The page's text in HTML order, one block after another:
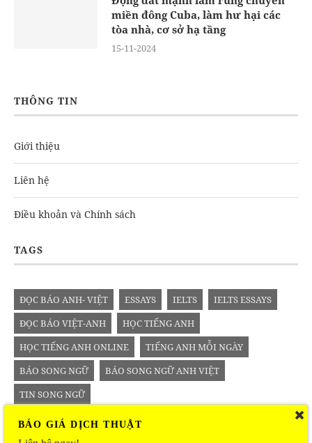
miền đông Cuba, làm hư hại các
tòa nhà, cơ sở hạ tầng
15-11-2024
THÔNG TIN
Giới thiệu
Liên hệ
Điều khoản và Chính sách
TAGS
ĐỌC BÁO ANH- VIỆT ESSAYS IELTS
IELTS ESSAYS
ĐỌC BÁO VIỆT-ANH
HỌC TIẾNG ANH
HỌC TIẾNG ANH ONLINE
TIẾNG ANH MỖI NGÀY
BÁO SONG NGỮ
BÁO SONG NGỮ ANH VIỆT
TIN SONG NGỮ
BÁO GIÁ DỊCH THUẬT